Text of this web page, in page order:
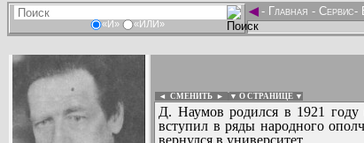
«И» «ИЛИ»
◄- Главная - Сервис-
◄ СМЕНИТЬ ► ▼ О СТРАНИЦЕ ▼
Д. Наумов родился в 1921
вступил в ряды народного
вернулся в университет.